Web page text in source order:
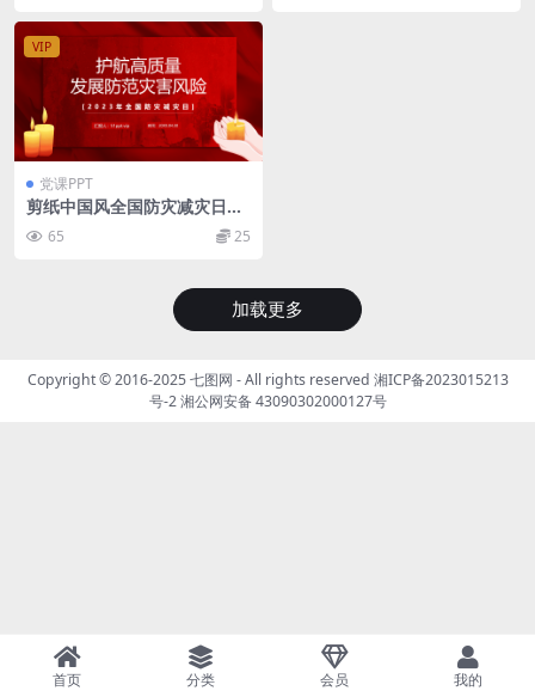
VIP
党课PPT
剪纸中国风全国防灾减灾日汶
川地震十五周年专题党课课件
PPT模板下载
65 25
加载更多
Copyright © 2016-2025七图网 - All rights reserved 湘ICP备2023015213
号-2湘公网安备 43090302000127号
首页 分类 会员 我的